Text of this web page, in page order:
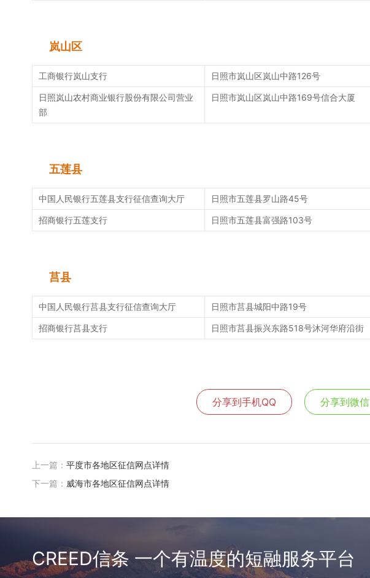
岚山区
工商银行岚山支行 日照市岚山区岚山中路126号
日照岚山农村商业银行股份有限公司营业
部
日照市岚山区岚山中路169号信合大厦
五莲县
中国人民银行五莲县支行征信查询大厅 日照市五莲县罗山路45号
招商银行五莲支行 日照市五莲县富强路103号
莒县
中国人民银行莒县支行征信查询大厅 日照市莒县城阳中路19号
招商银行莒县支行 日照市莒县振兴东路518号沐河华府沿街
分享到手机QQ 分享到微信
上一篇： 平度市各地区征信网点详情
下一篇： 威海市各地区征信网点详情
CREED信条 一个有温度的短融服务平台